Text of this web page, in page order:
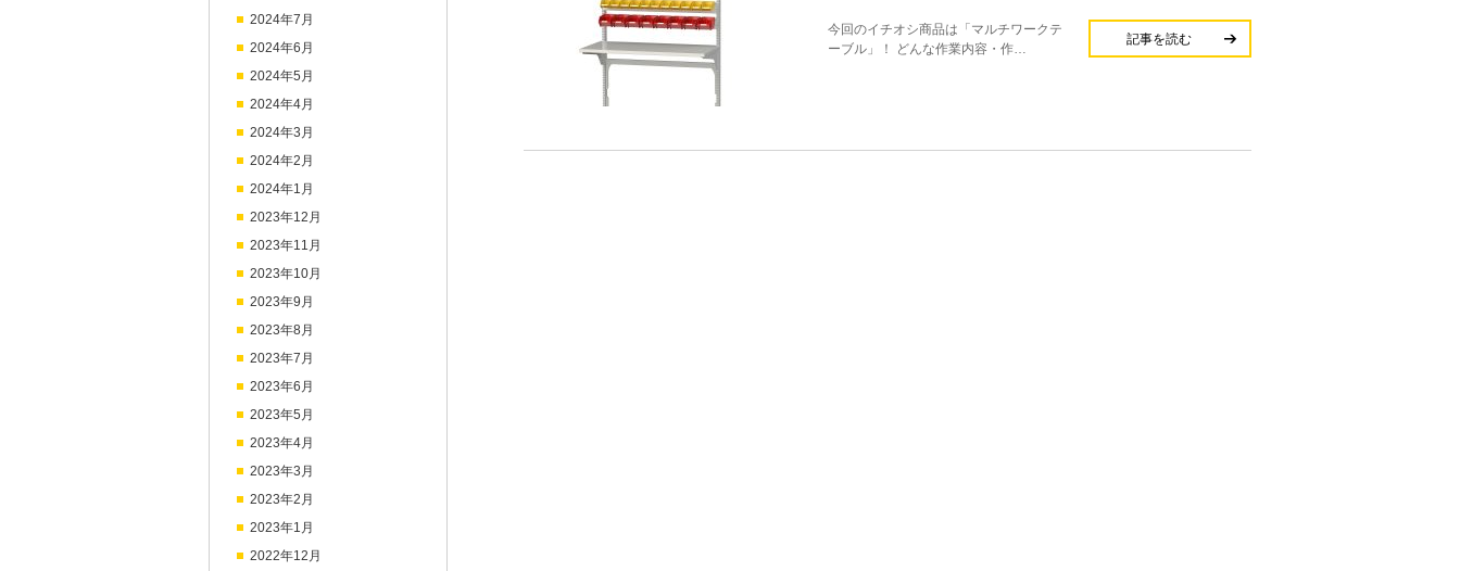
2024年7月
2024年6月
2024年5月
2024年4月
2024年3月
2024年2月
2024年1月
2023年12月
2023年11月
2023年10月
2023年9月
2023年8月
2023年7月
2023年6月
2023年5月
2023年4月
2023年3月
2023年2月
2023年1月
2022年12月
今回のイチオシ商品は「マルチワークテ
ーブル」！ どんな作業内容・作…
記事を読む